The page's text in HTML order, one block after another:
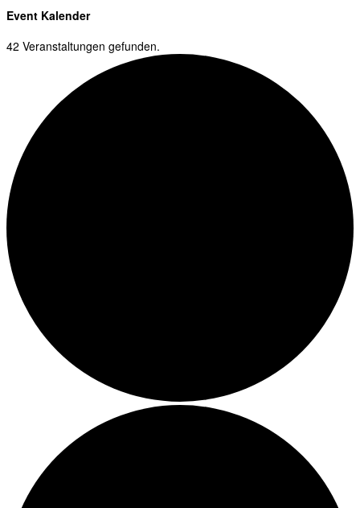
Event Kalender
42 Veranstaltungen gefunden.